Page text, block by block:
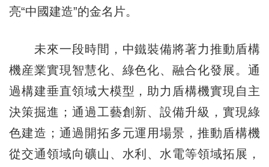
亮“中國建造”的金名片。
未來一段時間，中鐵裝備將著力推動盾構
機産業實現智慧化、綠色化、融合化發展。通
過構建垂直領域大模型，助力盾構機實現自主
決策掘進；通過工藝創新、設備升級，實現綠
色建造；通過開拓多元運用場景，推動盾構機
從交通領域向礦山、水利、水電等領域拓展，